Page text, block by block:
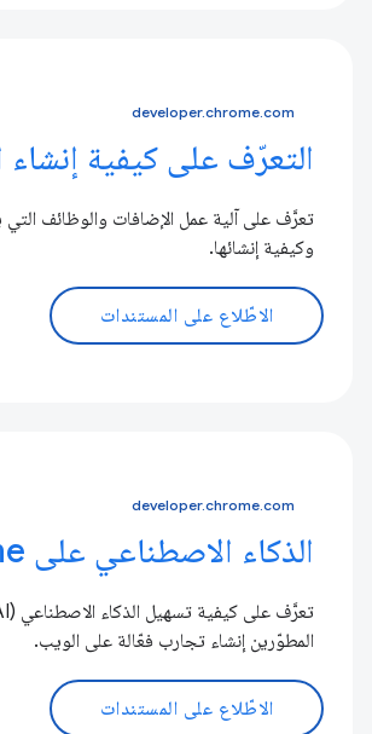
developer.chrome.com
التعرّف على كيفية إنشاء
تعرَّف على آلية عمل الإضافات والوظائف التي
وكيفية إنشائها.
الاطّلاع على المستندات
developer.chrome.com
الذكاء الاصطناعي على Chrome
المطوّرين إنشاء تجارب فعّالة على الويب.
الاطّلاع على المستندات